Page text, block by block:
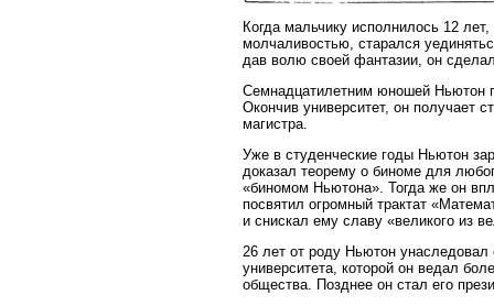
Когда мальчику исполнилось 12
молчаливостью, старался
дав волю своей фантазии, он
Семнадцатилетним юношей Ньютон
Окончив университет, он получает
магистра.
Уже в студенческие годы Ньютон
доказал теорему о биноме для
«биномом Ньютона». Тогда же он
посвятил огромный трактат
и снискал ему славу «великого из
26 лет от роду Ньютон
университета, которой он ведал
общества. Позднее он стал его